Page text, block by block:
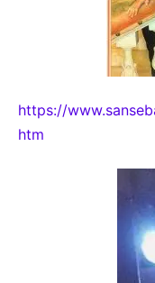
https://
htm